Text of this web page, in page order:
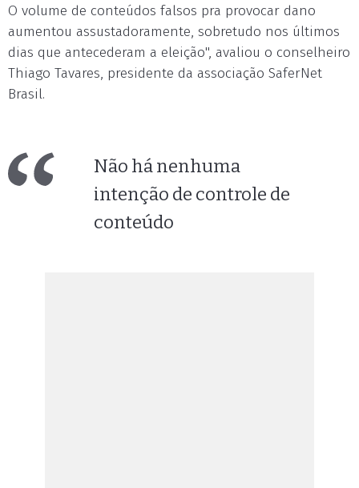
O volume de conteúdos falsos pra provocar dano
aumentou assustadoramente, sobretudo nos últimos
dias que antecederam a eleição", avaliou o conselheiro
Thiago Tavares, presidente da associação SaferNet
Brasil.
Não há nenhuma
intenção de controle de
conteúdo